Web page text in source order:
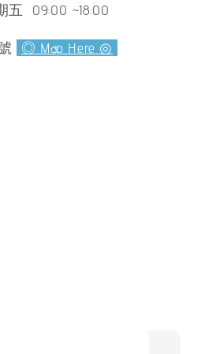
五 09:00 ~18:00
◎ Map Here ◎